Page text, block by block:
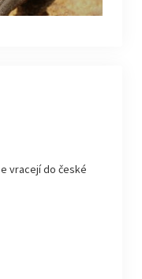
vracejí do české